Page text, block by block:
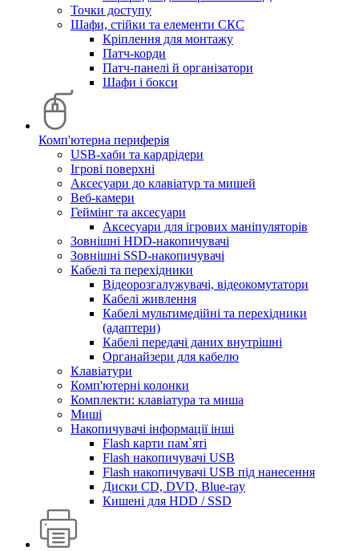
Точки доступу
Шафи, стійки та елементи СКС
Кріплення для монтажу
Патч-корди
Патч-панелі й організатори
Шафи і бокси
Комп'ютерна периферія
USB-хаби та кардрідери
Ігрові поверхні
Аксесуари до клавіатур та мишей
Веб-камери
Геймінг та аксесуари
Аксесуари для ігрових маніпуляторів
Зовнішні HDD-накопичувачі
Зовнішні SSD-накопичувачі
Кабелі та перехідники
Відеорозгалужувачі, відеокомутатори
Кабелі живлення
Кабелі мультимедійні та перехідники
(адаптери)
Кабелі передачі даних внутрішні
Органайзери для кабелю
Клавіатури
Комп'ютерні колонки
Комплекти: клавіатура та миша
Миші
Накопичувачі інформації інші
Flash карти пам`яті
Flash накопичувачі USB
Flash накопичувачі USB під нанесення
Диски CD, DVD, Blue-ray
Кишені для HDD / SSD